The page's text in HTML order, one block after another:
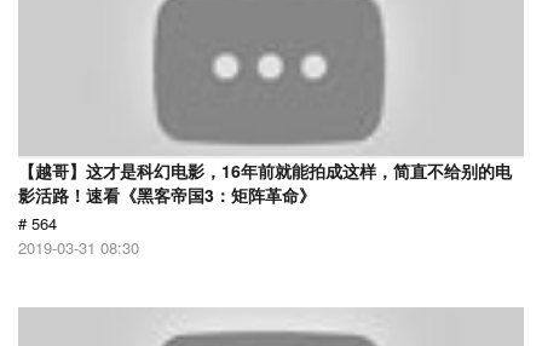
【越哥】这才是科幻电影，16年前就能拍成这样，简直不给别的电
影活路！速看《黑客帝国3：矩阵革命》
# 564
2019-03-31 08:30